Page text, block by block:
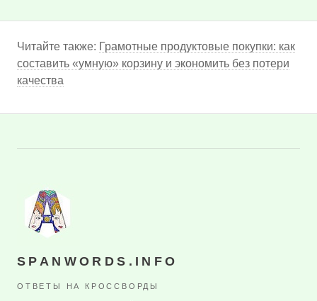
Читайте также: Грамотные продуктовые покупки: как
составить «умную» корзину и экономить без потери
качества
SPANWORDS.INFO
ОТВЕТЫ НА КРОССВОРДЫ